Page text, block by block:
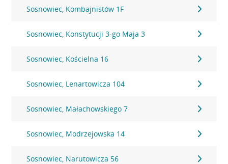
Sosnowiec, Kombajnistów 1F
Sosnowiec, Konstytucji 3-go Maja 3
Sosnowiec, Kościelna 16
Sosnowiec, Lenartowicza 104
Sosnowiec, Małachowskiego 7
Sosnowiec, Modrzejowska 14
Sosnowiec, Narutowicza 56